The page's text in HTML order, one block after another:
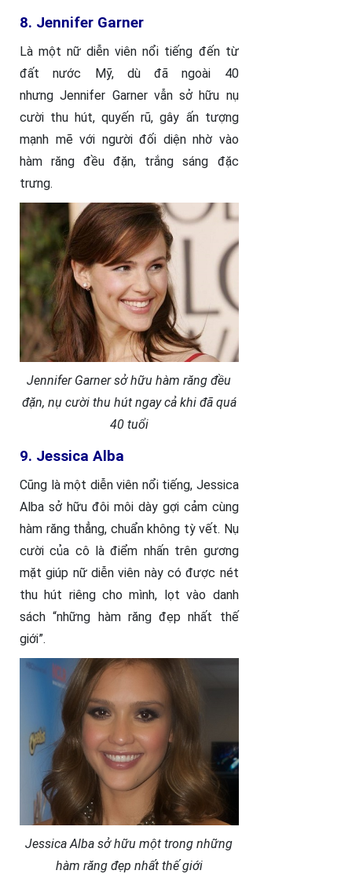
8. Jennifer Garner
Là một nữ diễn viên nổi tiếng đến từ
đất nước Mỹ, dù đã ngoài 40
nhưng Jennifer Garner vẫn sở hữu nụ
cười thu hút, quyến rũ, gây ấn tượng
mạnh mẽ với người đối diện nhờ vào
hàm răng đều đặn, trắng sáng đặc
trưng.
Jennifer Garner sở hữu hàm răng đều
đặn, nụ cười thu hút ngay cả khi đã quá
40 tuổi
9. Jessica Alba
Cũng là một diễn viên nổi tiếng, Jessica
Alba sở hữu đôi môi dày gợi cảm cùng
hàm răng thẳng, chuẩn không tỳ vết. Nụ
cười của cô là điểm nhấn trên gương
mặt giúp nữ diễn viên này có được nét
thu hút riêng cho mình, lọt vào danh
sách “những hàm răng đẹp nhất thế
giới”.
Jessica Alba sở hữu một trong những
hàm răng đẹp nhất thế giới